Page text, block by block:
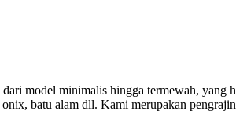
model minimalis hingga termewah, yang
batu alam dll. Kami merupakan